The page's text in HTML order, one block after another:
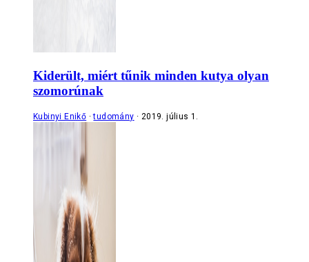
Kiderült, miért tűnik minden kutya olyan
szomorúnak
Kubinyi Enikő tudomány 2019. július 1.